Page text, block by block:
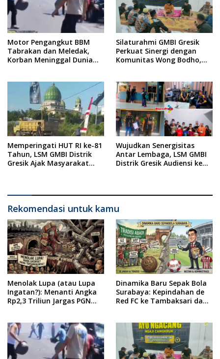
Motor Pengangkut BBM
Tabrakan dan Meledak,
Korban Meninggal Dunia
Silaturahmi GMBI Gresik
Perkuat Sinergi dengan
Komunitas Wong Bodho,
Menjelang Acara Sunatan
Massal dan Santunan Anak
Yatim
Memperingati HUT RI ke-81
Tahun, LSM GMBI Distrik
Gresik Ajak Masyarakat
Wujudkan Senergisitas
Antar Lembaga, LSM GMBI
Distrik Gresik Audiensi ke
Yatim Piatu
Rekomendasi untuk kamu
Menolak Lupa (atau Lupa
Ingatan?): Menanti Angka
Rp2,3 Triliun Jargas PGN
Dinamika Baru Sepak Bola
Surabaya: Kepindahan de
Red FC ke Tambaksari dan